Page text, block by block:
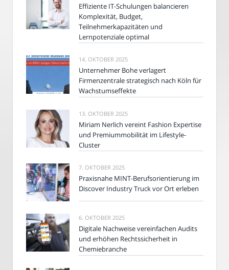
Effiziente IT-Schulungen balancieren
Komplexität, Budget,
Teilnehmerkapazitäten und
Lernpotenziale optimal
14. OKTOBER 2025
Unternehmer Bohe verlagert
Firmenzentrale strategisch nach Köln für
Wachstumseffekte
13. OKTOBER 2025
Miriam Nerlich vereint Fashion Expertise
und Premiummobilität im Lifestyle-
Cluster
7. OKTOBER 2025
Praxisnahe MINT-Berufsorientierung im
Discover Industry Truck vor Ort erleben
6. OKTOBER 2025
Digitale Nachweise vereinfachen Audits
und erhöhen Rechtssicherheit in
Chemiebranche